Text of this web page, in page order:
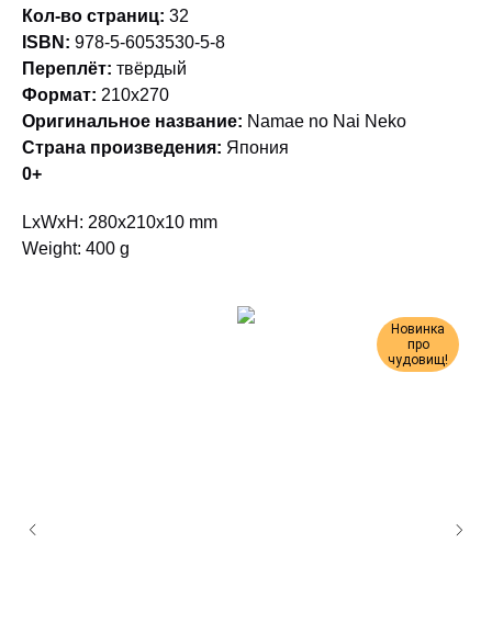
Кол-во страниц: 32
ISBN: 978-5-6053530-5-8
Переплёт: твёрдый
Формат: 210х270
Оригинальное название: Namae no Nai Neko
Страна произведения: Япония
0+
LxWxH: 280x210x10 mm
Weight: 400 g
Новинка
про
чудовищ!